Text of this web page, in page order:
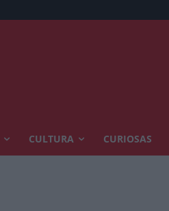
Te
CULTURA CURIOSAS